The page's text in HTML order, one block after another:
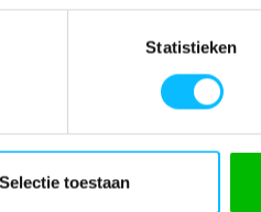
Statistieken
Selectie toestaan
nummer
-
50178-870
Mascot
75%
Polyester
Ondershirt
1-5